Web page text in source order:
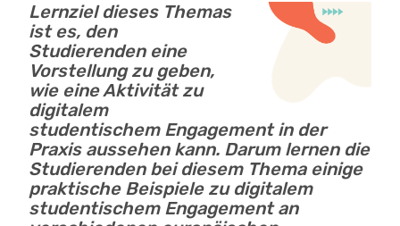
Lernziel dieses Themas
ist es, den
Studierenden eine
Vorstellung zu geben,
wie eine Aktivität zu
digitalem
studentischem Engagement in der
Praxis aussehen kann. Darum lernen die
Studierenden bei diesem Thema einige
praktische Beispiele zu digitalem
studentischem Engagement an